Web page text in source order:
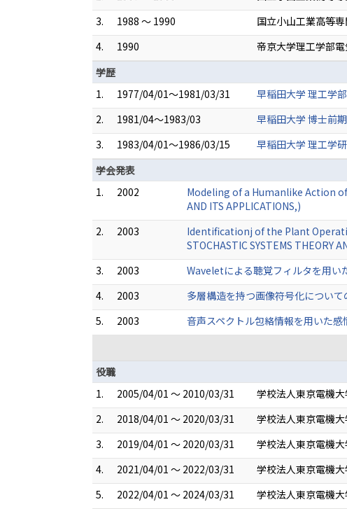
3.
1988 ～ 1990
国立小山工業高等
4.
1990
帝京大学理工学部
学歴
1.
1977/04/01～1981/03/31
早稲田大学 理工学
2.
1981/04～1983/03
早稲田大学 博士前
3.
1983/04/01～1986/03/15
早稲田大学 理工学
学会発表
1.
2002
Modeling of a Humanlike Action of
AND ITS APPLICATIONS,)
2.
2003
Identificationj of the Plant
STOCHASTIC SYSTEMS THEORY
3.
2003
Waveletによる聴覚フィルタを用い
4.
2003
多層構造を持つ画像符号化につい
5.
2003
音声スペクトル包絡情報を用いた
役職
1.
2005/04/01 ～ 2010/03/31
学校法人東京電機
2.
2018/04/01 ～ 2020/03/31
学校法人東京電機
3.
2019/04/01 ～ 2020/03/31
学校法人東京電機
4.
2021/04/01 ～ 2022/03/31
学校法人東京電機
5.
2022/04/01 ～ 2024/03/31
学校法人東京電機